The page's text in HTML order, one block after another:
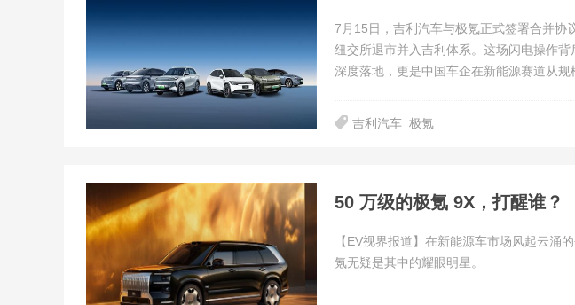
7月15日，吉利汽车与极氪正式签署合并协
纽交所退市并入吉利体系。这场闪电操作
深度落地，更是中国车企在新能源赛道从规
吉利汽车 极氪
50 万级的极氪 9X，打醒谁？
【EV视界报道】在新能源车市场风起云涌
氪无疑是其中的耀眼明星。